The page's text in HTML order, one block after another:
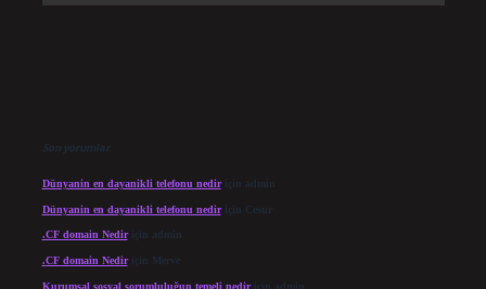
Son yorumlar
Dünyanin en dayanikli telefonu nediriçin admin
Dünyanin en dayanikli telefonu nediriçin Cesur
.CF domain Nediriçin admin
.CF domain Nediriçin Merve
Kurumsal sosyal sorumluluğun temeli nediriçin admin